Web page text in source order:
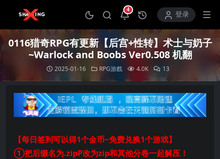
4
打开通知中心登录
0116猎奇RPG有更新【后宫+性转】术士与奶子
~Warlock and Boobs Ver0.508 机翻
2025-01-16 RPG游戲 4.0K 13
【每日签到可以得1个金币~免费兑换1个游戏】
①把后缀名为.zipP改为zip和其他分卷一起解压！